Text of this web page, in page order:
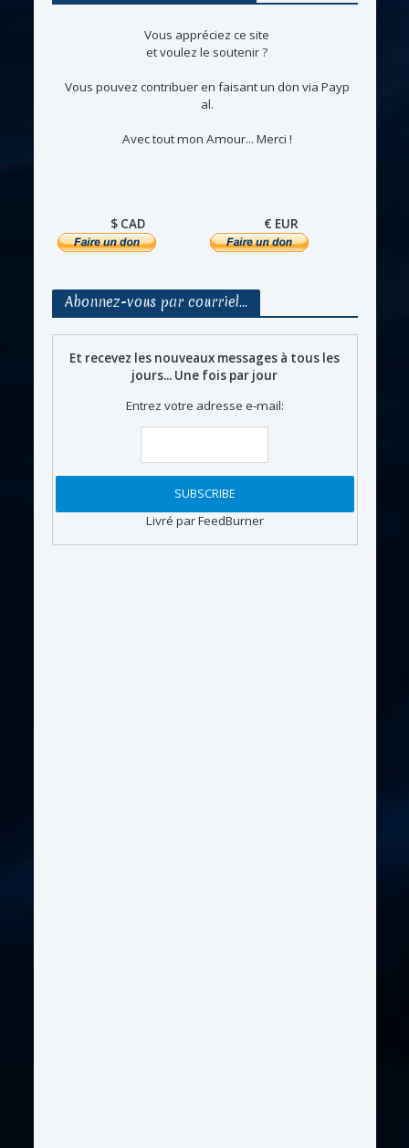
Vous appréciez ce site
et voulez le soutenir ?
Vous pouvez contribuer en faisant un don via Payp
al.
Avec tout mon Amour... Merci !
$ CAD € EUR
Abonnez-vous par courriel…
Et recevez les nouveaux messages à tous les
jours... Une fois par jour
Entrez votre adresse e-mail:
Livré par FeedBurner